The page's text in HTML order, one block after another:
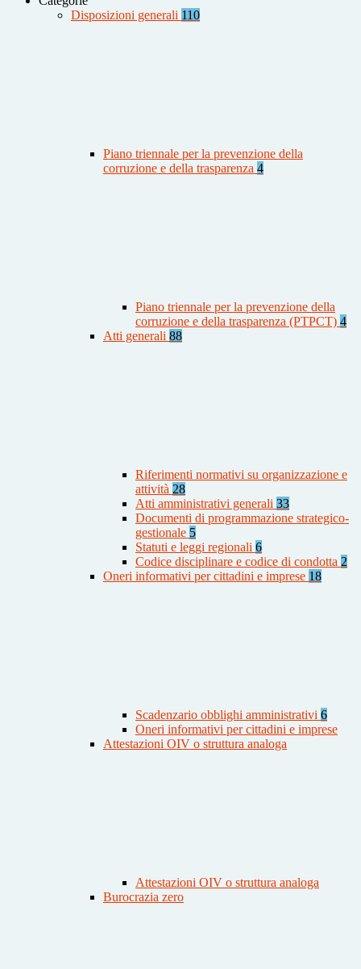
Disposizioni generali 110
Piano triennale per la prevenzione della
corruzione e della trasparenza 4
Piano triennale per la prevenzione della
corruzione e della trasparenza (PTPCT) 4
Atti generali 88
Riferimenti normativi su organizzazione e
attività 28
Atti amministrativi generali 33
Documenti di programmazione strategico-
gestionale 5
Statuti e leggi regionali 6
Codice disciplinare e codice di condotta 2
Oneri informativi per cittadini e imprese 18
Scadenzario obblighi amministrativi 6
Oneri informativi per cittadini e imprese
Attestazioni OIV o struttura analoga
Attestazioni OIV o struttura analoga
Burocrazia zero